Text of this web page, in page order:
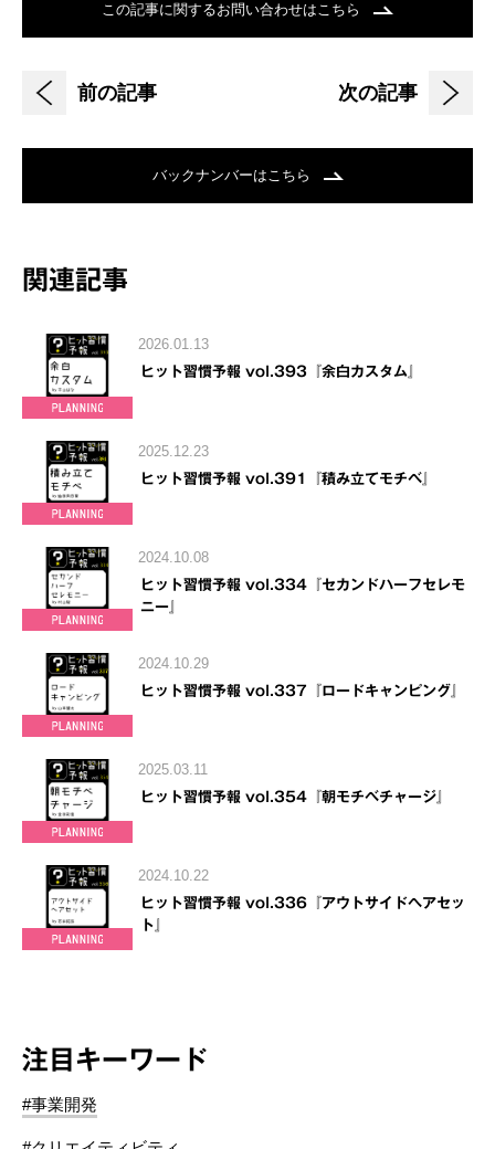
この記事に関するお問い合わせはこちら
前の記事 次の記事
バックナンバーはこちら
関連記事
2026.01.13
ヒット習慣予報 vol.393『余白カスタム』
2025.12.23
ヒット習慣予報 vol.391『積み立てモチベ』
2024.10.08
ヒット習慣予報 vol.334『セカンドハーフセレモ
ニー』
2024.10.29
ヒット習慣予報 vol.337『ロードキャンピング』
2025.03.11
ヒット習慣予報 vol.354『朝モチベチャージ』
2024.10.22
ヒット習慣予報 vol.336『アウトサイドヘアセッ
ト』
注目キーワード
#事業開発